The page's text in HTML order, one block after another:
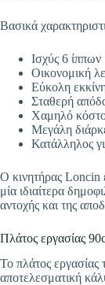
Βασικά
Ισχύς 6 ίππων
Οικονομική
Εύκολη
Σταθερή
Χαμηλό
Μεγάλη
Κατάλληλος
Ο κινητήρας Loncin
μία ιδιαίτερα
αντοχής και της
Πλάτος εργασίας
Το πλάτος εργασίας
αποτελεσματική